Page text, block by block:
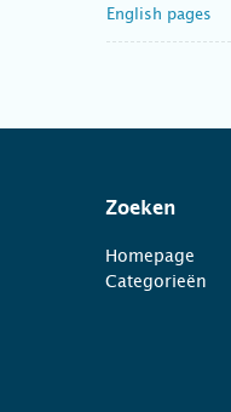
English pages
Zoeken
Homepage
Categorieën